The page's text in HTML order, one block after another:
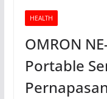
HEALTH
OMRON
Portable